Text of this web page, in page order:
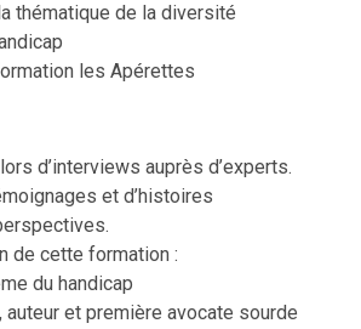
thématique de la diversité
les Apérettes
d’interviews auprès d’experts.
et d’histoires
de cette formation :
du handicap
et première avocate sourde